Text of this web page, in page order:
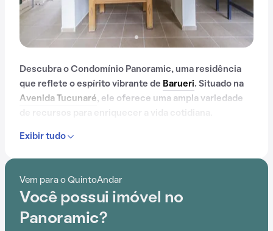
Descubra o Condomínio Panoramic, uma residência
que reflete o espírito vibrante de Barueri. Situado na
Avenida Tucunaré, ele oferece uma ampla variedade
quadra esportiva, salão de festas, churrasqueira,
Condomínio Panoramic é ideal para quem busca
conforto e entretenimento.
Exibir tudo
Vem para o QuintoAndar
Você possui imóvel no
Panoramic?